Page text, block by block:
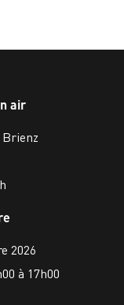
air
2026
à 17h00